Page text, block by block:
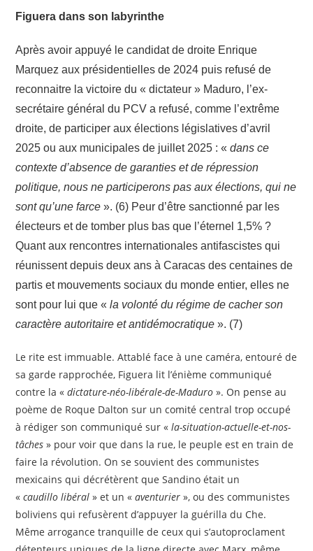
Figuera dans son labyrinthe
Après avoir appuyé le candidat de droite Enrique
Marquez aux présidentielles de 2024 puis refusé de
reconnaitre la victoire du « dictateur » Maduro, l’ex-
secrétaire général du PCV a refusé, comme l’extrême
droite, de participer aux élections législatives d’avril
2025 ou aux municipales de juillet 2025 : «dans ce
contexte d’absence de garanties et de répression
politique, nous ne participerons pas aux élections, qui ne
sont qu’une farce». (6) Peur d’être sanctionné par les
électeurs et de tomber plus bas que l’éternel 1,5% ?
Quant aux rencontres internationales antifascistes qui
réunissent depuis deux ans à Caracas des centaines de
partis et mouvements sociaux du monde entier, elles ne
sont pour lui que «la volonté du régime de cacher son
caractère autoritaire et antidémocratique». (7)
Le rite est immuable. Attablé face à une caméra, entouré de
sa garde rapprochée, Figuera lit l’énième communiqué
contre la « dictature-néo-libérale-de-Maduro ». On pense au
poème de Roque Dalton sur un comité central trop occupé
à rédiger son communiqué sur « la-situation-actuelle-et-nos-
tâches » pour voir que dans la rue, le peuple est en train de
faire la révolution. On se souvient des communistes
mexicains qui décrétèrent que Sandino était un
«caudillo libéral » et un «aventurier », ou des communistes
boliviens qui refusèrent d’appuyer la guérilla du Che.
Même arrogance tranquille de ceux qui s’autoproclament